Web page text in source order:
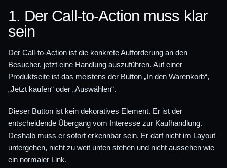
1. Der Call-to-Action muss klar
sein
Der Call-to-Action ist die konkrete Aufforderung an den
Besucher, jetzt eine Handlung auszuführen. Auf einer
Produktseite ist das meistens der Button „In den Warenkorb“,
„Jetzt kaufen“ oder „Auswählen“.
Dieser Button ist kein dekoratives Element. Er ist der
entscheidende Übergang vom Interesse zur Kaufhandlung.
Deshalb muss er sofort erkennbar sein. Er darf nicht im Layout
untergehen, nicht zu weit unten stehen und nicht aussehen wie
ein normaler Link.